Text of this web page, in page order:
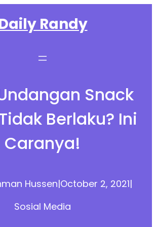
Randy
Snack
Berlaku? Ini
Caranya!
Hussen|October 2, 2021|
Sosial Media